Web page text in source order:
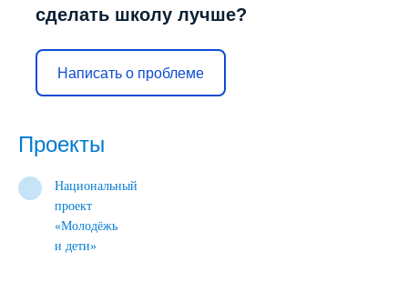
сделать школу лучше?
Написать о проблеме
Проекты
Национальный
проект
«Молодёжь
и дети»